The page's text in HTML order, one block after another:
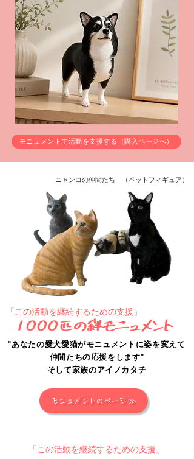
モニュメントで活動を支援する（購入ページへ）
ニャンコの仲間たち （ペットフィギュア）
「この活動を継続するための支援」
​1000匹の絆モニュメント
”あなたの愛犬愛猫がモニュメントに姿を変えて
仲間たちの応援をします”
そして家族のアイノカタチ
モニュメントのページ ≫
「この活動を継続するための支援」